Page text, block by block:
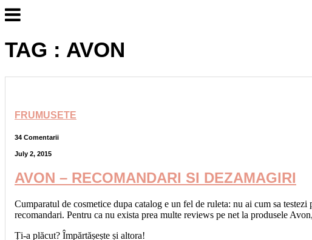
TAG : AVON
FRUMUSETE
34 Comentarii
July 2, 2015
AVON – RECOMANDARI SI DEZAMAGIRI
Cumparatul de cosmetice dupa catalog e un fel de ruleta: nu ai cum sa
recomandari. Pentru ca nu exista prea multe reviews pe net la produsele
Ți-a plăcut? Împărtășește și altora!